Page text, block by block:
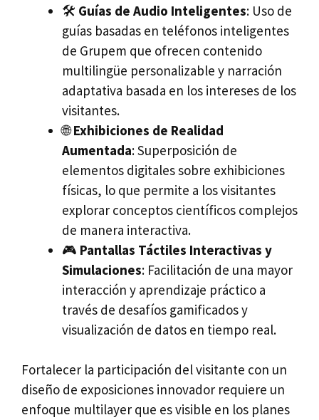
🛠️ Guías de Audio Inteligentes: Uso de
guías basadas en teléfonos inteligentes
de Grupem que ofrecen contenido
multilingüe personalizable y narración
adaptativa basada en los intereses de los
visitantes.
🌐Exhibiciones de Realidad
Aumentada: Superposición de
elementos digitales sobre exhibiciones
físicas, lo que permite a los visitantes
explorar conceptos científicos complejos
de manera interactiva.
🎮 Pantallas Táctiles Interactivas y
Simulaciones: Facilitación de una mayor
interacción y aprendizaje práctico a
través de desafíos gamificados y
visualización de datos en tiempo real.
Fortalecer la participación del visitante con un
diseño de exposiciones innovador requiere un
enfoque multilayer que es visible en los planes